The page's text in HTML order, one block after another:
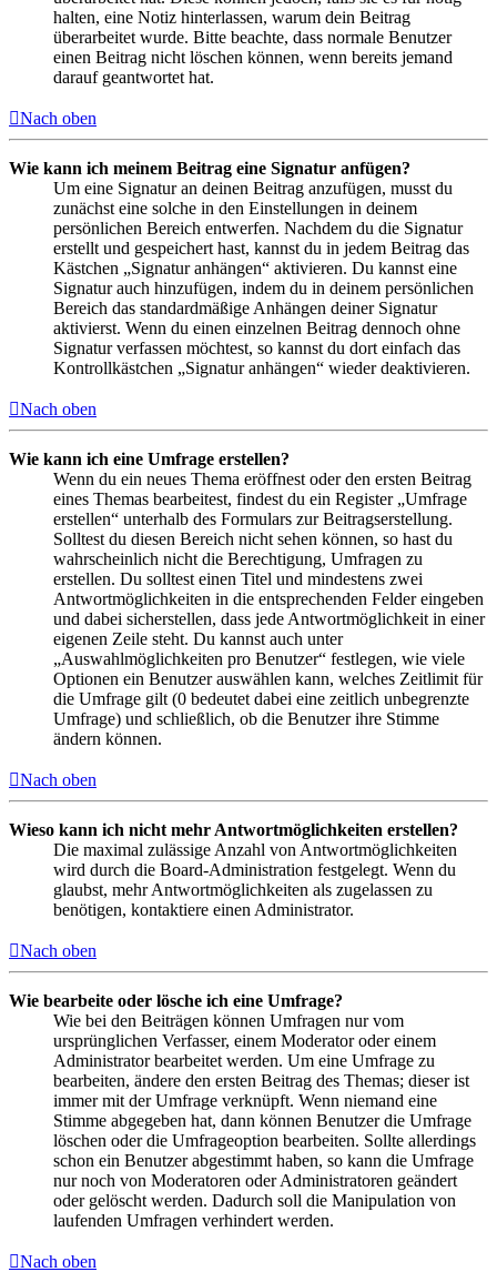
halten, eine Notiz hinterlassen, warum dein Beitrag
überarbeitet wurde. Bitte beachte, dass normale Benutzer
einen Beitrag nicht löschen können, wenn bereits jemand
darauf geantwortet hat.
Nach oben
Wie kann ich meinem Beitrag eine Signatur anfügen?
Um eine Signatur an deinen Beitrag anzufügen, musst du
zunächst eine solche in den Einstellungen in deinem
persönlichen Bereich entwerfen. Nachdem du die Signatur
erstellt und gespeichert hast, kannst du in jedem Beitrag das
Kästchen „Signatur anhängen“ aktivieren. Du kannst eine
Signatur auch hinzufügen, indem du in deinem persönlichen
Bereich das standardmäßige Anhängen deiner Signatur
aktivierst. Wenn du einen einzelnen Beitrag dennoch ohne
Signatur verfassen möchtest, so kannst du dort einfach das
Kontrollkästchen „Signatur anhängen“ wieder deaktivieren.
Nach oben
Wie kann ich eine Umfrage erstellen?
Wenn du ein neues Thema eröffnest oder den ersten Beitrag
eines Themas bearbeitest, findest du ein Register „Umfrage
erstellen“ unterhalb des Formulars zur Beitragserstellung.
Solltest du diesen Bereich nicht sehen können, so hast du
wahrscheinlich nicht die Berechtigung, Umfragen zu
erstellen. Du solltest einen Titel und mindestens zwei
Antwortmöglichkeiten in die entsprechenden Felder eingeben
und dabei sicherstellen, dass jede Antwortmöglichkeit in einer
eigenen Zeile steht. Du kannst auch unter
„Auswahlmöglichkeiten pro Benutzer“ festlegen, wie viele
Optionen ein Benutzer auswählen kann, welches Zeitlimit für
die Umfrage gilt (0 bedeutet dabei eine zeitlich unbegrenzte
Umfrage) und schließlich, ob die Benutzer ihre Stimme
ändern können.
Nach oben
Wieso kann ich nicht mehr Antwortmöglichkeiten erstellen?
Die maximal zulässige Anzahl von Antwortmöglichkeiten
wird durch die Board-Administration festgelegt. Wenn du
glaubst, mehr Antwortmöglichkeiten als zugelassen zu
benötigen, kontaktiere einen Administrator.
Nach oben
Wie bearbeite oder lösche ich eine Umfrage?
Wie bei den Beiträgen können Umfragen nur vom
ursprünglichen Verfasser, einem Moderator oder einem
Administrator bearbeitet werden. Um eine Umfrage zu
bearbeiten, ändere den ersten Beitrag des Themas; dieser ist
immer mit der Umfrage verknüpft. Wenn niemand eine
Stimme abgegeben hat, dann können Benutzer die Umfrage
löschen oder die Umfrageoption bearbeiten. Sollte allerdings
schon ein Benutzer abgestimmt haben, so kann die Umfrage
nur noch von Moderatoren oder Administratoren geändert
oder gelöscht werden. Dadurch soll die Manipulation von
laufenden Umfragen verhindert werden.
Nach oben